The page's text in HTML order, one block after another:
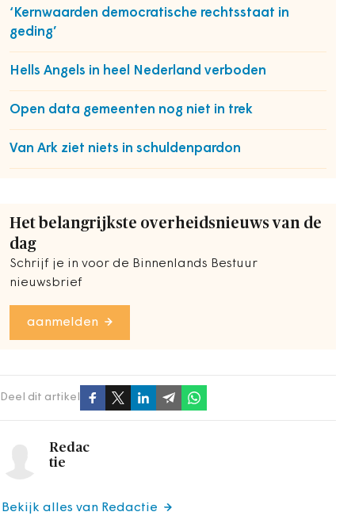
‘Kernwaarden democratische rechtsstaat in
geding’
Hells Angels in heel Nederland verboden
Open data gemeenten nog niet in trek
Van Ark ziet niets in schuldenpardon
Het belangrijkste overheidsnieuws van de
dag
Schrijf je in voor de Binnenlands Bestuur
nieuwsbrief
aanmelden
Deel dit artikel
Redac
tie
Bekijk alles van Redactie